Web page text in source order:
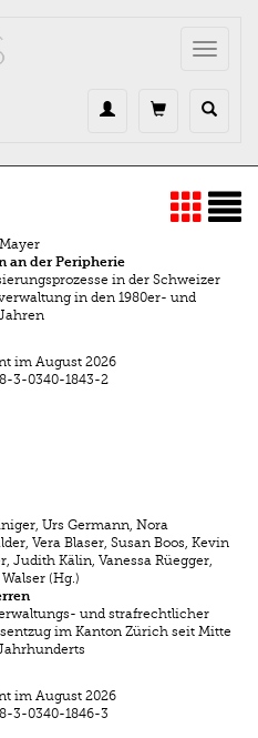
Toggle
an der Peripherie
in der Schweizer
in den 1980er- und
im August 2026
3-0340-1843-2
Urs Germann, Nora
Vera Blaser, Susan Boos, Kevin
Judith Kälin, Vanessa Rüegger,
(Hg.)
und strafrechtlicher
im Kanton Zürich seit Mitte
im August 2026
3-0340-1846-3